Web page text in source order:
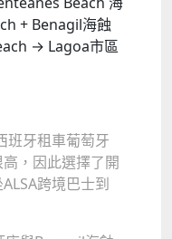
+ Benagil海蝕
→ Lagoa市區
班牙租車葡萄牙
，因此選擇了開
跨境巴士到